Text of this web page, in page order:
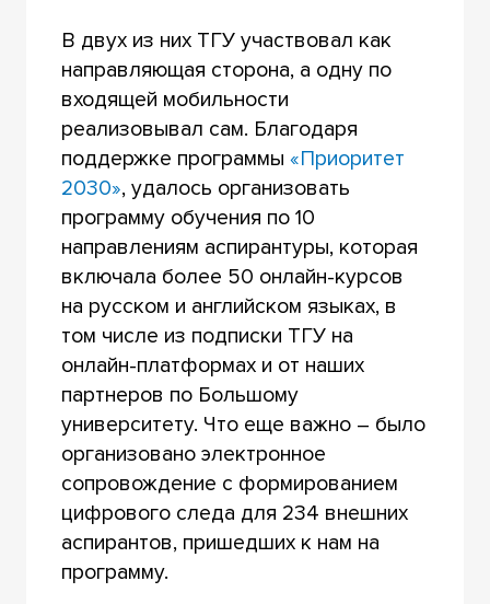
В двух из них ТГУ участвовал как
направляющая сторона, а одну по
входящей мобильности
реализовывал сам. Благодаря
поддержке программы «Приоритет
2030», удалось организовать
программу обучения по 10
направлениям аспирантуры, которая
включала более 50 онлайн-курсов
на русском и английском языках, в
том числе из подписки ТГУ на
онлайн-платформах и от наших
партнеров по Большому
университету. Что еще важно – было
организовано электронное
сопровождение с формированием
цифрового следа для 234 внешних
аспирантов, пришедших к нам на
программу.